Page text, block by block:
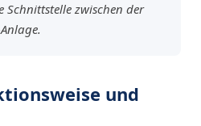
Schnittstelle zwischen der
und